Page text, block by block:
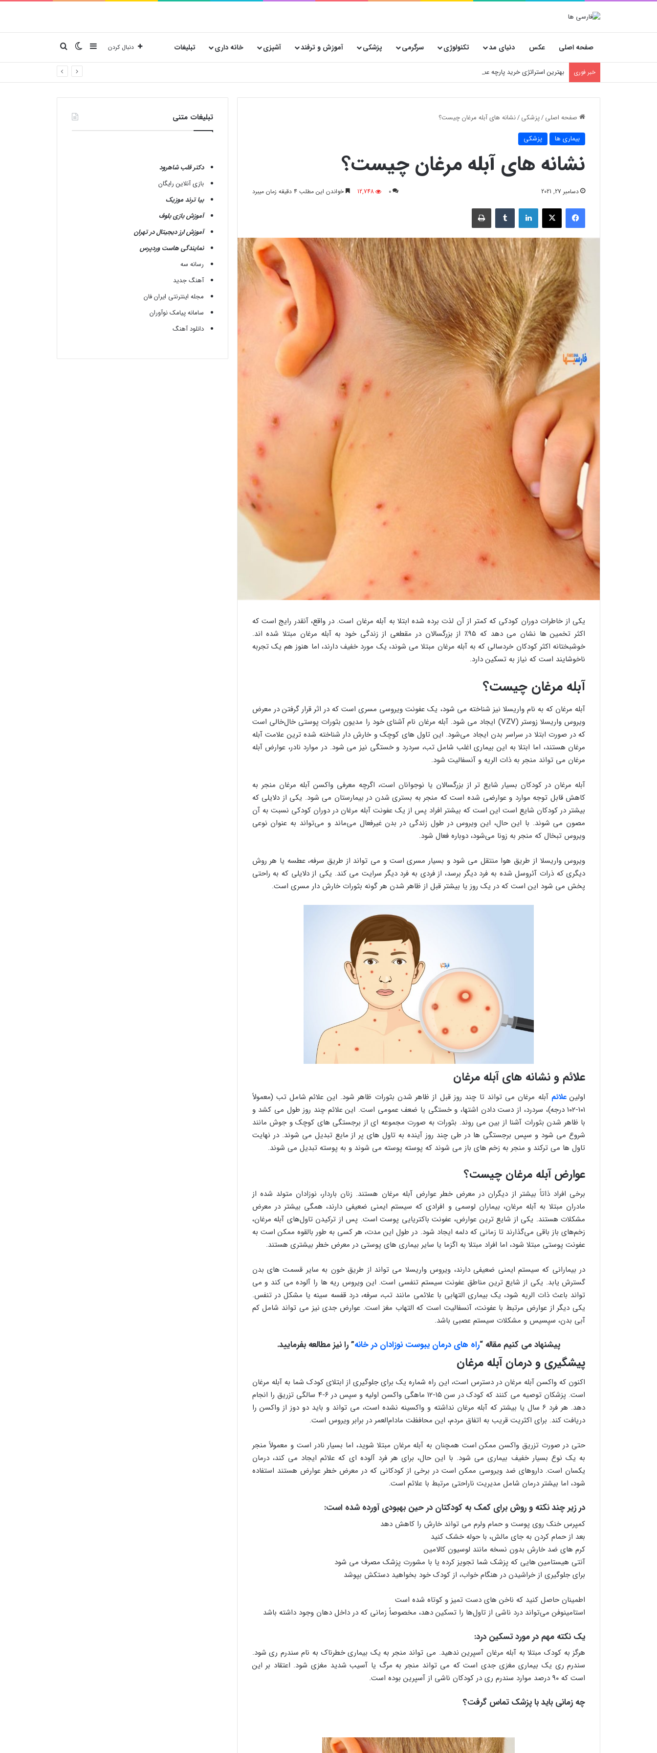
صفحه اصلی عکس دنیای مد تکنولوژی سرگرمی پزشکی آموزش و ترفند آشپزی خانه داری تبلیغات دنبال کردن نوارکناریتغییر پوسته
جستجو برای
خبر فوری بهترین استراتژی خرید پارچه عمده؛ پیشنهاد ویژه نساجی هدیه صفاهان برای تولید کنندگان لباس و پوشاک در ایران
صفحه اصلی/پزشکی/نشانه های آبله مرغان چیست؟
بیماری ها پزشکی
نشانه های آبله مرغان چیست؟
دسامبر 27, 2021 0
12,748 خواندن این مطلب 4 دقیقه زمان میبرد
فیسبوک X لینکدین ‫تامبلر چاپ
یکی از خاطرات دوران کودکی که کمتر از آن لذت برده شده ابتلا به آبله مرغان است. در واقع، آنقدر رایج است که
اکثر تخمین ها نشان می دهد که ۹۵٪ از بزرگسالان در مقطعی از زندگی خود به آبله مرغان مبتلا شده اند.
خوشبختانه اکثر کودکان خردسالی که به آبله مرغان مبتلا می شوند، یک مورد خفیف دارند، اما هنوز هم یک تجربه
ناخوشایند است که نیاز به تسکین دارد.
آبله مرغان چیست؟
آبله مرغان که به نام واریسلا نیز شناخته می شود، یک عفونت ویروسی مسری است که در اثر قرار گرفتن در معرض
ویروس واریسلا زوستر (VZV) ایجاد می شود. آبله مرغان نام آشنای خود را مدیون بثورات پوستی خال‌خالی است
که در صورت ابتلا در سراسر بدن ایجاد می‌شود. این تاول های کوچک و خارش دار شناخته شده ترین علامت آبله
مرغان هستند، اما ابتلا به این بیماری اغلب شامل تب، سردرد و خستگی نیز می شود. در موارد نادر، عوارض آبله
مرغان می تواند منجر به ذات الریه و آنسفالیت شود.
آبله مرغان در کودکان بسیار شایع تر از بزرگسالان یا نوجوانان است، اگرچه معرفی واکسن آبله مرغان منجر به
کاهش قابل توجه موارد و عوارضی شده است که منجر به بستری شدن در بیمارستان می شود. یکی از دلایلی که
بیشتر در کودکان شایع است این است که بیشتر افراد پس از یک عفونت آبله مرغان در دوران کودکی نسبت به آن
مصون می شوند. با این حال، این ویروس در طول زندگی در بدن غیرفعال می‌ماند و می‌تواند به عنوان نوعی
ویروس تبخال که منجر به زونا می‌شود، دوباره فعال شود.
ویروس واریسلا از طریق هوا منتقل می شود و بسیار مسری است و می تواند از طریق سرفه، عطسه یا هر روش
دیگری که ذرات آئروسل شده به فرد دیگر برسد، از فردی به فرد دیگر سرایت می کند. یکی از دلایلی که به راحتی
پخش می شود این است که در یک روز یا بیشتر قبل از ظاهر شدن هر گونه بثورات خارش دار مسری است.
علائم و نشانه های آبله مرغان
اولینعلائم آبله مرغان می تواند تا چند روز قبل از ظاهر شدن بثورات ظاهر شود. این علائم شامل تب (معمولاً
۱۰۱-۱۰۲ درجه)، سردرد، از دست دادن اشتها، و خستگی یا ضعف عمومی است. این علائم چند روز طول می کشد و
با ظاهر شدن بثورات آشنا از بین می روند. بثورات به صورت مجموعه ای از برجستگی های کوچک و جوش مانند
شروع می شود و سپس برجستگی ها در طی چند روز آینده به تاول های پر از مایع تبدیل می شوند. در نهایت
تاول ها می ترکند و منجر به زخم های باز می شوند که پوسته پوسته می شوند و به پوسته تبدیل می شوند.
عوارض آبله مرغان چیست؟
برخی افراد ذاتاً بیشتر از دیگران در معرض خطر عوارض آبله مرغان هستند. زنان باردار، نوزادان متولد شده از
مادران مبتلا به آبله مرغان، بیماران لوسمی و افرادی که سیستم ایمنی ضعیفی دارند، همگی بیشتر در معرض
مشکلات هستند. یکی از شایع ترین عوارض، عفونت باکتریایی پوست است. پس از ترکیدن تاول‌های آبله مرغان،
زخم‌های باز باقی می‌گذارند تا زمانی که دلمه ایجاد شود. در طول این مدت، هر کسی به طور بالقوه ممکن است به
عفونت پوستی مبتلا شود، اما افراد مبتلا به اگزما یا سایر بیماری های پوستی در معرض خطر بیشتری هستند.
در بیمارانی که سیستم ایمنی ضعیفی دارند، ویروس واریسلا می تواند از طریق خون به سایر قسمت های بدن
گسترش یابد. یکی از شایع ترین مناطق عفونت سیستم تنفسی است. این ویروس ریه ها را آلوده می کند و می
تواند باعث ذات الریه شود، یک بیماری التهابی با علائمی مانند تب، سرفه، درد قفسه سینه یا مشکل در تنفس.
یکی دیگر از عوارض مرتبط با عفونت، آنسفالیت است که التهاب مغز است. عوارض جدی نیز می تواند شامل کم
آبی بدن، سپسیس و مشکلات سیستم عصبی باشد.
پیشنهاد می کنیم مقاله “راه های درمان یبوست نوزادان در خانه”را نیز مطالعه بفرمایید.
پیشگیری و درمان آبله مرغان
اکنون که واکسن آبله مرغان در دسترس است، این راه شماره یک برای جلوگیری از ابتلای کودک شما به آبله مرغان
است. پزشکان توصیه می کنند که کودک در سن ۱۵-۱۲ ماهگی واکسن اولیه و سپس در ۶-۴ سالگی تزریق را انجام
دهد. هر فرد ۶ سال یا بیشتر که آبله مرغان نداشته و واکسینه نشده است، می تواند و باید دو دوز از واکسن را
دریافت کند. برای اکثریت قریب به اتفاق مردم، این محافظت مادام‌العمر در برابر ویروس است.
حتی در صورت تزریق واکسن ممکن است همچنان به آبله مرغان مبتلا شوید، اما بسیار نادر است و معمولاً منجر
به یک نوع بسیار خفیف بیماری می شود. با این حال، برای هر فرد آلوده ای که علائم ایجاد می کند، درمان
یکسان است. داروهای ضد ویروسی ممکن است در برخی از کودکانی که در معرض خطر عوارض هستند استفاده
شود، اما بیشتر درمان شامل مدیریت ناراحتی مرتبط با علائم است.
در زیر چند نکته و روش برای کمک به کودکتان در حین بهبودی آورده شده است:
کمپرس خنک روی پوست و حمام ولرم می تواند خارش را کاهش دهد
بعد از حمام کردن به جای مالش، با حوله خشک کنید
کرم های ضد خارش بدون نسخه مانند لوسیون کالامین
آنتی هیستامین هایی که پزشک شما تجویز کرده یا با مشورت پزشک مصرف می شود
برای جلوگیری از خراشیدن در هنگام خواب، از کودک خود بخواهید دستکش بپوشد
اطمینان حاصل کنید که ناخن های دست تمیز و کوتاه شده است
استامینوفن می‌تواند درد ناشی از تاول‌ها را تسکین دهد، مخصوصاً زمانی که در داخل دهان وجود داشته باشد
یک نکته مهم در مورد تسکین درد:
هرگز به کودک مبتلا به آبله مرغان آسپرین ندهید. می تواند منجر به یک بیماری خطرناک به نام سندرم ری شود.
سندرم ری یک بیماری مغزی جدی است که می تواند منجر به مرگ یا آسیب شدید مغزی شود. اعتقاد بر این
است که ۹۰ درصد موارد سندرم ری در کودکان ناشی از آسپرین بوده است.
چه زمانی باید با پزشک تماس گرفت؟
تبلیغات متنی
دکتر قلب شاهرود
بازی آنلاین رایگان
بیا ترند موزیک
آموزش بازی بلوف
آموزش ارز دیجیتال در تهران
نمایندگی هاست وردپرس
رسانه سه
آهنگ جدید
مجله اینترنتی ایران فان
سامانه پیامک نوآوران
دانلود آهنگ